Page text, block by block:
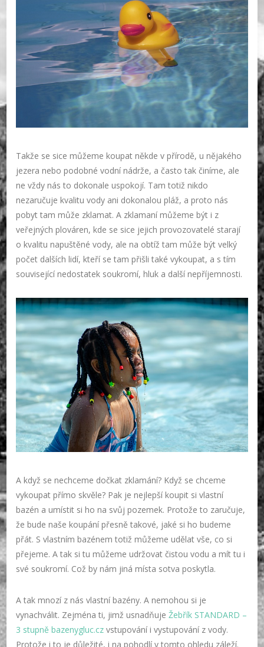
Takže se sice můžeme koupat někde v přírodě, u nějakého
jezera nebo podobné vodní nádrže, a často tak činíme, ale
ne vždy nás to dokonale uspokojí. Tam totiž nikdo
nezaručuje kvalitu vody ani dokonalou pláž, a proto nás
pobyt tam může zklamat. A zklamaní můžeme být i z
veřejných plováren, kde se sice jejich provozovatelé starají
o kvalitu napuštěné vody, ale na obtíž tam může být velký
počet dalších lidí, kteří se tam přišli také vykoupat, a s tím
související nedostatek soukromí, hluk a další nepříjemnosti.
A když se nechceme dočkat zklamání? Když se chceme
vykoupat přímo skvěle? Pak je nejlepší koupit si vlastní
bazén a umístit si ho na svůj pozemek. Protože to zaručuje,
že bude naše koupání přesně takové, jaké si ho budeme
přát. S vlastním bazénem totiž můžeme udělat vše, co si
přejeme. A tak si tu můžeme udržovat čistou vodu a mít tu i
své soukromí. Což by nám jiná místa sotva poskytla.
A tak mnozí z nás vlastní bazény. A nemohou si je
vynachválit. Zejména ti, jimž usnadňujeŽebřík STANDARD –
3 stupně bazenygluc.cz vstupování i vystupování z vody.
Protože i to je důležité, i na pohodlí v tomto ohledu záleží.